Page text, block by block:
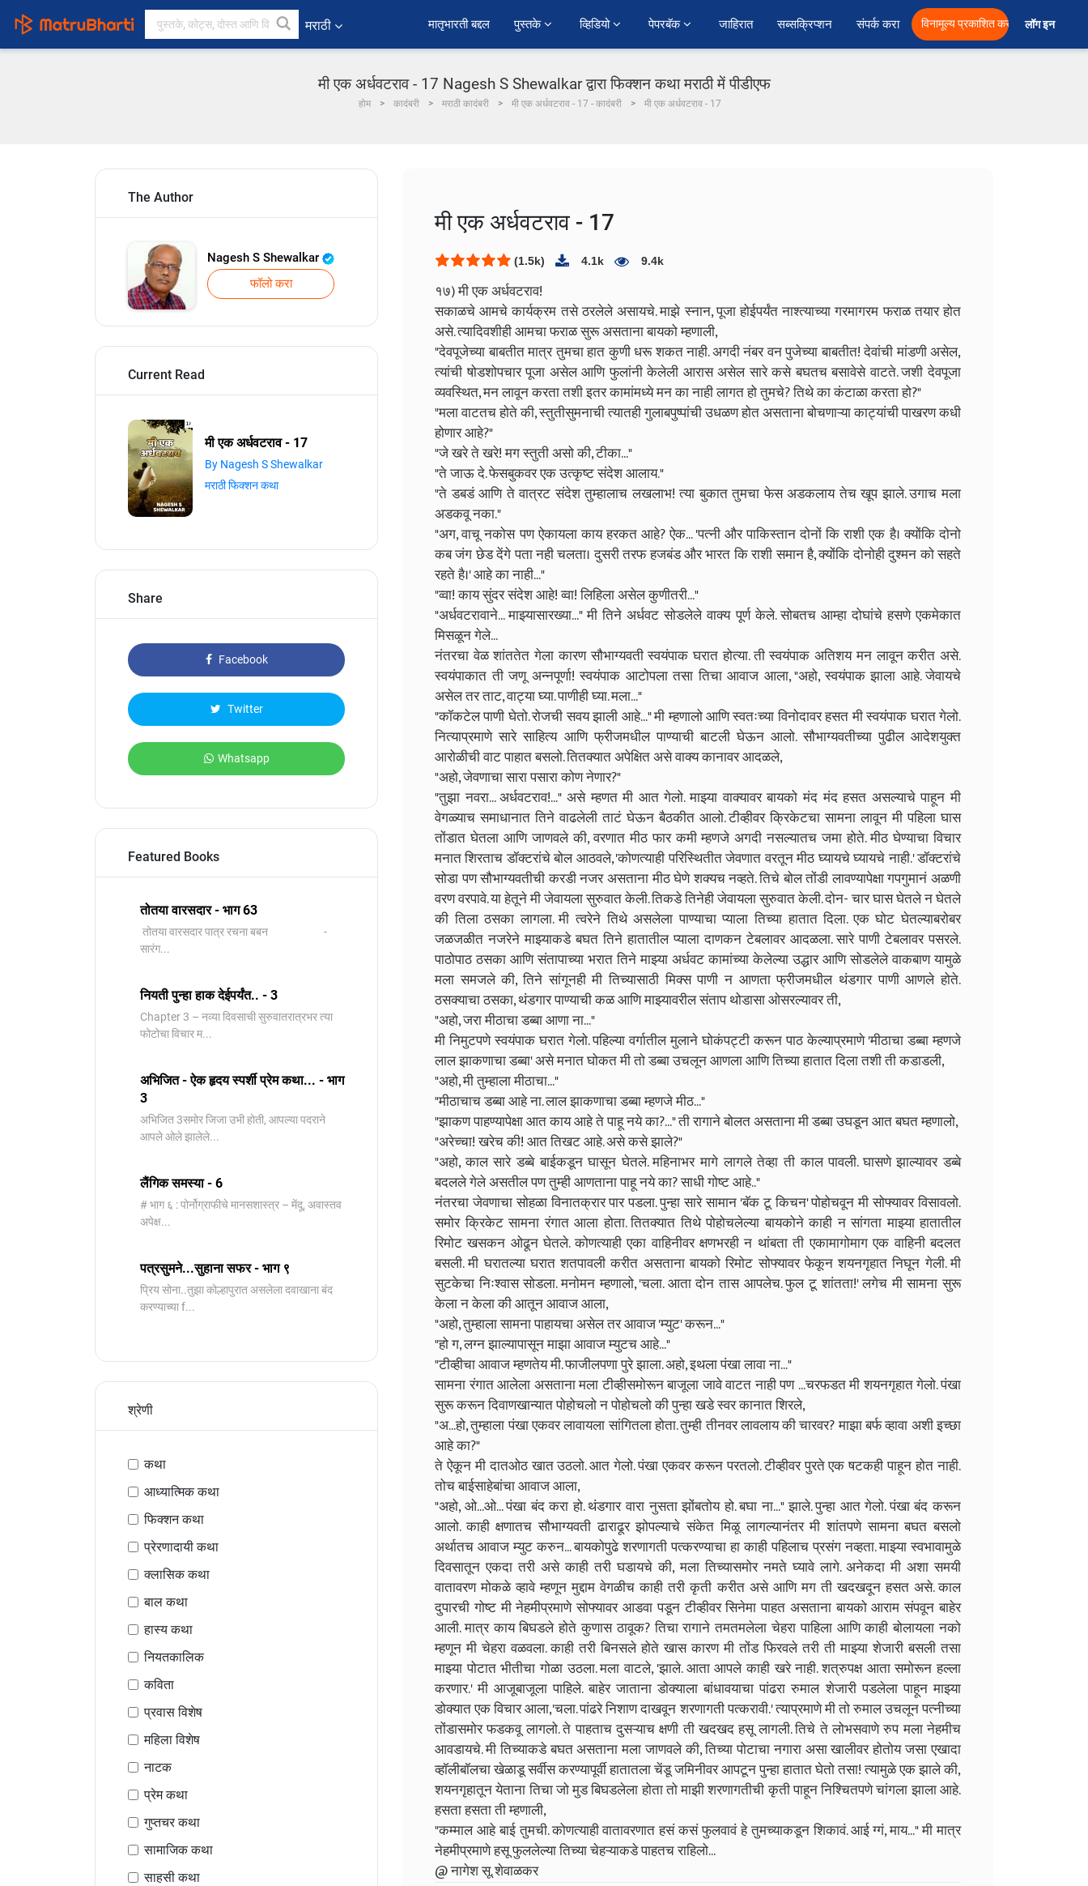
मराठी ﻿मातृभारती बद्दल पुस्तके व्हिडियो पेपरबॅक जाहिरात सब्सक्रिप्शन संपर्क करा विनामूल्य प्रकाशित करा लॉग इन
मी एक अर्धवटराव - 17 Nagesh S Shewalkar द्वारा फिक्शन कथा मराठी में पीडीएफ
होम कादंबरी मराठी कादंबरी मी एक अर्धवटराव - 17 - कादंबरी मी एक अर्धवटराव - 17
The Author
Nagesh S Shewalkar
फॉलो करा
Current Read
मी एक अर्धवटराव - 17
By Nagesh S Shewalkar
मराठी फिक्शन कथा
Share
Facebook
Twitter
Whatsapp
Featured Books
तोतया वारसदार - भाग 63
तोतया वारसदार पात्र रचना बबन -
सारंग...
नियती पुन्हा हाक देईपर्यंत.. - 3
Chapter 3 – नव्या दिवसाची सुरुवातरात्रभर त्या
फोटोचा विचार म...
अभिजित - ऐक हृदय स्पर्शी प्रेम कथा... - भाग
3
️अभिजित ️3समोर जिजा उभी होती, आपल्या पदराने
आपले ओले झालेले...
लैंगिक समस्या - 6
# भाग ६ : पोर्नोग्राफीचे मानसशास्त्र – मेंदू, अवास्तव
अपेक्ष...
पत्रसुमने...सुहाना सफर - भाग ९
प्रिय सोना..तुझा कोल्हापुरात असलेला दवाखाना बंद
करण्याच्या f...
श्रेणी
कथा
आध्यात्मिक कथा
फिक्शन कथा
प्रेरणादायी कथा
क्लासिक कथा
बाल कथा
हास्य कथा
नियतकालिक
कविता
प्रवास विशेष
महिला विशेष
नाटक
प्रेम कथा
गुप्तचर कथा
सामाजिक कथा
साहसी कथा
मी एक अर्धवटराव - 17
(1.5k) 4.1k 9.4k
१७) मी एक अर्धवटराव!
सकाळचे आमचे कार्यक्रम तसे ठरलेले असायचे. माझे स्नान, पूजा होईपर्यंत नाश्त्याच्या गरमागरम फराळ तयार होत
असे. त्यादिवशीही आमचा फराळ सुरू असताना बायको म्हणाली,
"देवपूजेच्या बाबतीत मात्र तुमचा हात कुणी धरू शकत नाही. अगदी नंबर वन पुजेच्या बाबतीत! देवांची मांडणी असेल,
त्यांची षोडशोपचार पूजा असेल आणि फुलांनी केलेली आरास असेल सारे कसे बघतच बसावेसे वाटते. जशी देवपूजा
व्यवस्थित, मन लावून करता तशी इतर कामांमध्ये मन का नाही लागत हो तुमचे? तिथे का कंटाळा करता हो?"
"मला वाटतच होते की, स्तुतीसुमनाची त्यातही गुलाबपुष्पांची उधळण होत असताना बोचणाऱ्या काट्यांची पाखरण कधी
होणार आहे?"
"जे खरे ते खरे! मग स्तुती असो की, टीका..."
"ते जाऊ दे. फेसबुकवर एक उत्कृष्ट संदेश आलाय."
"ते डबडं आणि ते वात्रट संदेश तुम्हालाच लखलाभ! त्या बुकात तुमचा फेस अडकलाय तेच खूप झाले. उगाच मला
अडकवू नका."
"अग, वाचू नकोस पण ऐकायला काय हरकत आहे? ऐक... 'पत्नी और पाकिस्तान दोनों कि राशी एक है। क्योंकि दोनो
कब जंग छेड देंगे पता नही चलता। दुसरी तरफ हजबंड और भारत कि राशी समान है, क्योंकि दोनोही दुश्मन को सहते
रहते है।' आहे का नाही..."
"व्वा! काय सुंदर संदेश आहे! व्वा! लिहिला असेल कुणीतरी..."
"अर्धवटरावाने... माझ्यासारख्या..." मी तिने अर्धवट सोडलेले वाक्य पूर्ण केले. सोबतच आम्हा दोघांचे हसणे एकमेकात
मिसळून गेले...
नंतरचा वेळ शांततेत गेला कारण सौभाग्यवती स्वयंपाक घरात होत्या. ती स्वयंपाक अतिशय मन लावून करीत असे.
स्वयंपाकात ती जणू अन्नपूर्णा! स्वयंपाक आटोपला तसा तिचा आवाज आला, "अहो, स्वयंपाक झाला आहे. जेवायचे
असेल तर ताट, वाट्या घ्या. पाणीही घ्या. मला..."
"कॉकटेल पाणी घेतो. रोजची सवय झाली आहे..." मी म्हणालो आणि स्वतःच्या विनोदावर हसत मी स्वयंपाक घरात गेलो.
नित्याप्रमाणे सारे साहित्य आणि फ्रीजमधील पाण्याची बाटली घेऊन आलो. सौभाग्यवतीच्या पुढील आदेशयुक्त
आरोळीची वाट पाहात बसलो. तितक्यात अपेक्षित असे वाक्य कानावर आदळले,
"अहो, जेवणाचा सारा पसारा कोण नेणार?"
"तुझा नवरा... अर्धवटराव!..." असे म्हणत मी आत गेलो. माझ्या वाक्यावर बायको मंद मंद हसत असल्याचे पाहून मी
वेगळ्याच समाधानात तिने वाढलेली ताटं घेऊन बैठकीत आलो. टीव्हीवर क्रिकेटचा सामना लावून मी पहिला घास
तोंडात घेतला आणि जाणवले की, वरणात मीठ फार कमी म्हणजे अगदी नसल्यातच जमा होते. मीठ घेण्याचा विचार
मनात शिरताच डॉक्टरांचे बोल आठवले, 'कोणत्याही परिस्थितीत जेवणात वरतून मीठ घ्यायचे घ्यायचे नाही.' डॉक्टरांचे
सोडा पण सौभाग्यवतीची करडी नजर असताना मीठ घेणे शक्यच नव्हते. तिचे बोल तोंडी लावण्यापेक्षा गपगुमानं अळणी
वरण वरपावे. या हेतूने मी जेवायला सुरुवात केली. तिकडे तिनेही जेवायला सुरुवात केली. दोन- चार घास घेतले न घेतले
की तिला ठसका लागला. मी त्वरेने तिथे असलेला पाण्याचा प्याला तिच्या हातात दिला. एक घोट घेतल्याबरोबर
जळजळीत नजरेने माझ्याकडे बघत तिने हातातील प्याला दाणकन टेबलावर आदळला. सारे पाणी टेबलावर पसरले.
पाठोपाठ ठसका आणि संतापाच्या भरात तिने माझ्या अर्धवट कामांच्या केलेल्या उद्धार आणि सोडलेले वाकबाण यामुळे
मला समजले की, तिने सांगूनही मी तिच्यासाठी मिक्स पाणी न आणता फ्रीजमधील थंडगार पाणी आणले होते.
ठसक्याचा ठसका, थंडगार पाण्याची कळ आणि माझ्यावरील संताप थोडासा ओसरल्यावर ती,
"अहो, जरा मीठाचा डब्बा आणा ना..."
मी निमुटपणे स्वयंपाक घरात गेलो. पहिल्या वर्गातील मुलाने घोकंपट्टी करून पाठ केल्याप्रमाणे 'मीठाचा डब्बा म्हणजे
लाल झाकणाचा डब्बा' असे मनात घोकत मी तो डब्बा उचलून आणला आणि तिच्या हातात दिला तशी ती कडाडली,
"अहो, मी तुम्हाला मीठाचा..."
"मीठाचाच डब्बा आहे ना. लाल झाकणाचा डब्बा म्हणजे मीठ..."
"झाकण पाहण्यापेक्षा आत काय आहे ते पाहू नये का?..." ती रागाने बोलत असताना मी डब्बा उघडून आत बघत म्हणालो,
"अरेच्चा! खरेच की! आत तिखट आहे. असे कसे झाले?"
"अहो, काल सारे डब्बे बाईकडून घासून घेतले. महिनाभर मागे लागले तेव्हा ती काल पावली. घासणे झाल्यावर डब्बे
बदलले गेले असतील पण तुम्ही आणताना पाहू नये का? साधी गोष्ट आहे.."
नंतरचा जेवणाचा सोहळा विनातक्रार पार पडला. पुन्हा सारे सामान 'बॅक टू किचन' पोहोचवून मी सोफ्यावर विसावलो.
समोर क्रिकेट सामना रंगात आला होता. तितक्यात तिथे पोहोचलेल्या बायकोने काही न सांगता माझ्या हातातील
रिमोट खसकन ओढून घेतले. कोणत्याही एका वाहिनीवर क्षणभरही न थांबता ती एकामागोमाग एक वाहिनी बदलत
बसली. मी घरातल्या घरात शतपावली करीत असताना बायको रिमोट सोफ्यावर फेकून शयनगृहात निघून गेली. मी
सुटकेचा निःश्वास सोडला. मनोमन म्हणालो, 'चला. आता दोन तास आपलेच. फुल टू शांतता!' लगेच मी सामना सुरू
केला न केला की आतून आवाज आला,
"अहो, तुम्हाला सामना पाहायचा असेल तर आवाज 'म्युट' करून..."
"हो ग, लग्न झाल्यापासून माझा आवाज म्युटच आहे..."
"टीव्हीचा आवाज म्हणतेय मी. फाजीलपणा पुरे झाला. अहो, इथला पंखा लावा ना..."
सामना रंगात आलेला असताना मला टीव्हीसमोरून बाजूला जावे वाटत नाही पण ...चरफडत मी शयनगृहात गेलो. पंखा
सुरू करून दिवाणखान्यात पोहोचलो न पोहोचलो की पुन्हा खडे स्वर कानात शिरले,
"अ...हो, तुम्हाला पंखा एकवर लावायला सांगितला होता. तुम्ही तीनवर लावलाय की चारवर? माझा बर्फ व्हावा अशी इच्छा
आहे का?"
ते ऐकून मी दातओठ खात उठलो. आत गेलो. पंखा एकवर करून परतलो. टीव्हीवर पुरते एक षटकही पाहून होत नाही.
तोच बाईसाहेबांचा आवाज आला,
"अहो, ओ...ओ... पंखा बंद करा हो. थंडगार वारा नुसता झोंबतोय हो. बघा ना..." झाले. पुन्हा आत गेलो. पंखा बंद करून
आलो. काही क्षणातच सौभाग्यवती ढाराढूर झोपल्याचे संकेत मिळू लागल्यानंतर मी शांतपणे सामना बघत बसलो
अर्थातच आवाज म्युट करुन... बायकोपुढे शरणागती पत्करण्याचा हा काही पहिलाच प्रसंग नव्हता. माझ्या स्वभावामुळे
दिवसातून एकदा तरी असे काही तरी घडायचे की, मला तिच्यासमोर नमते घ्यावे लागे. अनेकदा मी अशा समयी
वातावरण मोकळे व्हावे म्हणून मुद्दाम वेगळीच काही तरी कृती करीत असे आणि मग ती खदखदून हसत असे. काल
दुपारची गोष्ट मी नेहमीप्रमाणे सोफ्यावर आडवा पडून टीव्हीवर सिनेमा पाहत असताना बायको आराम संपवून बाहेर
आली. मात्र काय बिघडले होते कुणास ठावूक? तिचा रागाने तमतमलेला चेहरा पाहिला आणि काही बोलायला नको
म्हणून मी चेहरा वळवला. काही तरी बिनसले होते खास कारण मी तोंड फिरवले तरी ती माझ्या शेजारी बसली तसा
माझ्या पोटात भीतीचा गोळा उठला. मला वाटले, 'झाले. आता आपले काही खरे नाही. शत्रुपक्ष आता समोरून हल्ला
करणार.' मी आजूबाजूला पाहिले. बाहेर जाताना डोक्याला बांधावयाचा पांढरा रुमाल शेजारी पडलेला पाहून माझ्या
डोक्यात एक विचार आला,'चला. पांढरे निशाण दाखवून शरणागती पत्करावी.' त्याप्रमाणे मी तो रुमाल उचलून पत्नीच्या
तोंडासमोर फडकवू लागलो. ते पाहताच दुसऱ्याच क्षणी ती खदखद हसू लागली. तिचे ते लोभसवाणे रुप मला नेहमीच
आवडायचे. मी तिच्याकडे बघत असताना मला जाणवले की, तिच्या पोटाचा नगारा असा खालीवर होतोय जसा एखादा
व्हॉलीबॉलचा खेळाडू सर्वीस करण्यापूर्वी हातातला चेंडू जमिनीवर आपटून पुन्हा हातात घेतो तसा! त्यामुळे एक झाले की,
शयनगृहातून येताना तिचा जो मुड बिघडलेला होता तो माझी शरणागतीची कृती पाहून निश्चितपणे चांगला झाला आहे.
हसता हसता ती म्हणाली,
"कम्माल आहे बाई तुमची. कोणत्याही वातावरणात हसं कसं फुलवावं हे तुमच्याकडून शिकावं. आई ग्गं, माय..." मी मात्र
नेहमीप्रमाणे हसू फुललेल्या तिच्या चेहऱ्याकडे पाहतच राहिलो...
@ नागेश सू. शेवाळकर